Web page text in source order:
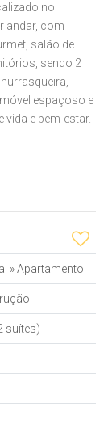
no
andar, com
salão de
sendo 2
espaçoso e
e bem-estar.
»Apartamento
suítes)